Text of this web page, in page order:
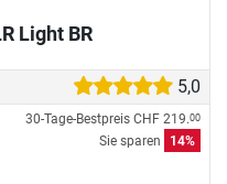
Light BR
5,0
30-Tage-Bestpreis CHF 219.00
Sie sparen 14%